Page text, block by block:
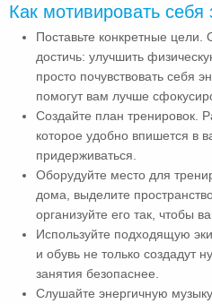
Как мотивировать себя
Поставьте конкретные цели.
достичь: улучшить
просто почувствовать себя
помогут вам лучше
Создайте план тренировок.
которое удобно впишется в
придерживаться.
Оборудуйте место для
дома, выделите
организуйте его так, чтобы
Используйте подходящую
и обувь не только создадут
занятия безопаснее.
Слушайте энергичную